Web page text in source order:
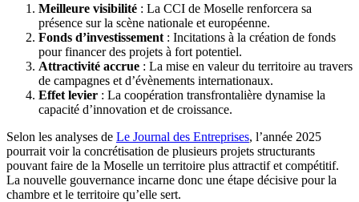
Meilleure visibilité : La CCI de Moselle renforcera sa
présence sur la scène nationale et européenne.
Fonds d’investissement : Incitations à la création de fonds
pour financer des projets à fort potentiel.
Attractivité accrue : La mise en valeur du territoire au travers
de campagnes et d’évènements internationaux.
Effet levier : La coopération transfrontalière dynamise la
capacité d’innovation et de croissance.
Selon les analyses de Le Journal des Entreprises, l’année 2025
pourrait voir la concrétisation de plusieurs projets structurants
pouvant faire de la Moselle un territoire plus attractif et compétitif.
La nouvelle gouvernance incarne donc une étape décisive pour la
chambre et le territoire qu’elle sert.